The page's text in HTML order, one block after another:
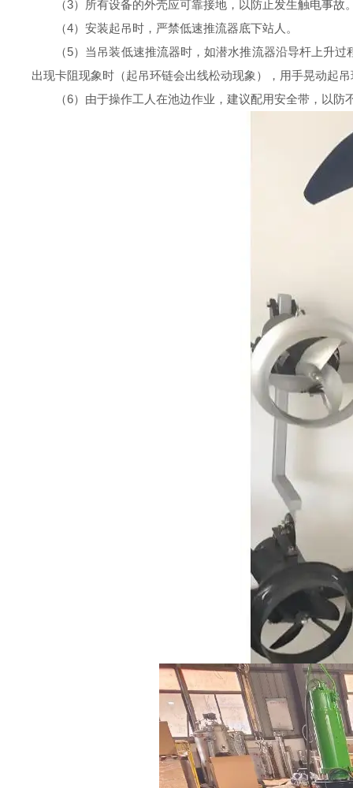
（3）所有设备的外壳应可靠接地，以防止发生触电事故
（4）安装起吊时，严禁低速推流器底下站人。
（5）当吊装低速推流器时，如潜水推流器沿导杆上升
出现卡阻现象时（起吊环链会出线松动现象），用手晃动起
（6）由于操作工人在池边作业，建议配用安全带，以防